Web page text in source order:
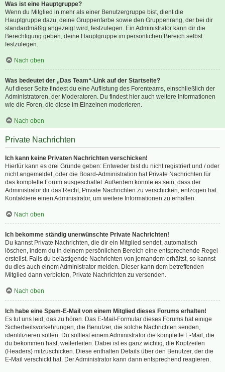
Was ist eine Hauptgruppe?
Wenn du Mitglied in mehr als einer Benutzergruppe bist, dient die
Hauptgruppe dazu, deine Gruppenfarbe sowie den Gruppenrang, der bei dir
standardmäßig angezeigt wird, festzulegen. Ein Administrator kann dir die
Berechtigung geben, deine Hauptgruppe im persönlichen Bereich selbst
festzulegen.
Nach oben
Was bedeutet der „Das Team“-Link auf der Startseite?
Auf dieser Seite findest du eine Auflistung des Forenteams, einschließlich der
Administratoren, der Moderatoren. Du findest hier auch weitere Informationen
wie die Foren, die diese im Einzelnen moderieren.
Nach oben
Private Nachrichten
Ich kann keine Privaten Nachrichten verschicken!
Hierfür kann es drei Gründe geben: Entweder bist du nicht registriert und / oder
nicht angemeldet, oder die Board-Administration hat Private Nachrichten für
das komplette Forum ausgeschaltet. Außerdem könnte es sein, dass der
Administrator dir das Recht, Private Nachrichten zu verschicken, entzogen hat.
Kontaktiere einen Administrator, um weitere Informationen zu erhalten.
Nach oben
Ich bekomme ständig unerwünschte Private Nachrichten!
Du kannst Private Nachrichten, die dir ein Mitglied sendet, automatisch
löschen, indem du in deinem persönlichen Bereich eine entsprechende Regel
erstellst. Falls du belästigende Nachrichten von jemandem erhältst, so kannst
du dies auch einem Administrator melden. Dieser kann dem betreffenden
Mitglied dann verbieten, Private Nachrichten zu versenden.
Nach oben
Ich habe eine Spam-E-Mail von einem Mitglied dieses Forums erhalten!
Es tut uns leid, das zu hören. Das E-Mail-Formular dieses Forums hat einige
Sicherheitsvorkehrungen, die Benutzer, die solche Nachrichten senden,
identifizieren sollen. Du solltest einem Administrator die komplette E-Mail, die
du bekommen hast, weiterleiten. Dabei ist es ganz wichtig, die Kopfzeilen
(Headers) mitzuschicken. Diese enthalten Details über den Benutzer, der die
E-Mail verschickt hat. Der Administrator kann dann entsprechend reagieren.